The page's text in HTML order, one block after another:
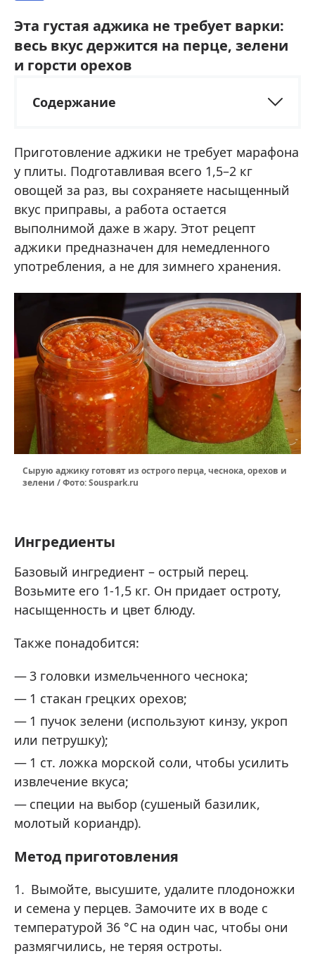
Эта густая аджика не требует варки:
весь вкус держится на перце, зелени
и горсти орехов
Содержание
Приготовление аджики не требует марафона
у плиты. Подготавливая всего 1,5–2 кг
овощей за раз, вы сохраняете насыщенный
вкус приправы, а работа остается
выполнимой даже в жару. Этот рецепт
аджики предназначен для немедленного
употребления, а не для зимнего хранения.
Сырую аджику готовят из острого перца, чеснока, орехов и
зелени / Фото: Souspark.ru
Ингредиенты
Базовый ингредиент – острый перец.
Возьмите его 1-1,5 кг. Он придает остроту,
насыщенность и цвет блюду.
Также понадобится:
3 головки измельченного чеснока;
1 стакан грецких орехов;
1 пучок зелени (используют кинзу, укроп
или петрушку);
1 ст. ложка морской соли, чтобы усилить
извлечение вкуса;
специи на выбор (сушеный базилик,
молотый кориандр).
Метод приготовления
Вымойте, высушите, удалите плодоножки
и семена у перцев. Замочите их в воде с
температурой 36 °C на один час, чтобы они
размягчились, не теряя остроты.